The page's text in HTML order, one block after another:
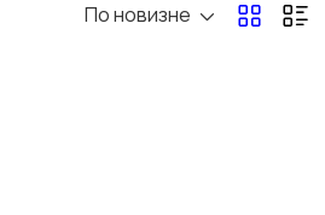
По новизне